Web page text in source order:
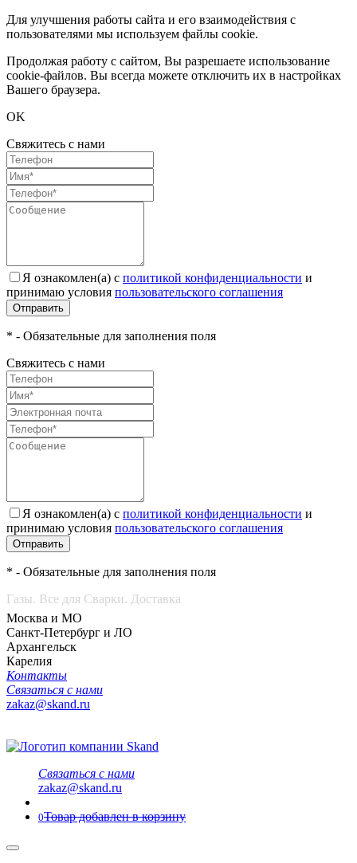
Для улучшения работы сайта и его взаимодействия с
пользователями мы используем файлы cookie.
Продолжая работу с сайтом, Вы разрешаете использование
cookie-файлов. Вы всегда можете отключить их в настройках
Вашего браузера.
OK
Свяжитесь с нами
Я ознакомлен(а) с политикой конфиденциальности и
принимаю условия пользовательского соглашения
Отправить
* - Обязательные для заполнения поля
Свяжитесь с нами
Я ознакомлен(а) с политикой конфиденциальности и
принимаю условия пользовательского соглашения
Отправить
* - Обязательные для заполнения поля
Газы. Все для Сварки. Доставка
Москва и МО
Санкт-Петербург и ЛО
Архангельск
Карелия
Контакты
Связаться с нами
zakaz@skand.ru
Связаться с нами
zakaz@skand.ru
0Товар добавлен в корзину